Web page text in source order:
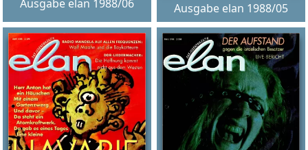
Ausgabe elan 1988/06 Ausgabe elan 1988/05